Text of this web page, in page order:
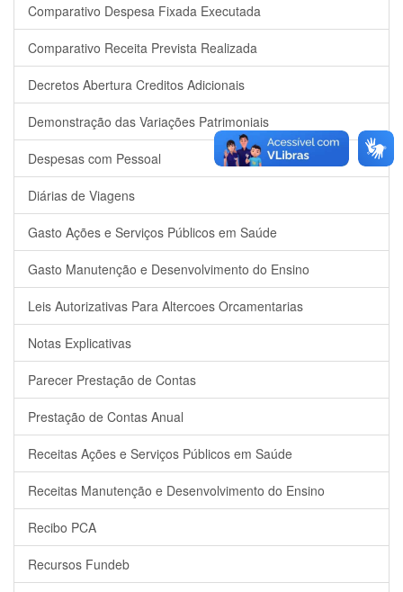
Comparativo Despesa Fixada Executada
Comparativo Receita Prevista Realizada
Decretos Abertura Creditos Adicionais
Demonstração das Variações Patrimoniais
Despesas com Pessoal
Diárias de Viagens
Gasto Ações e Serviços Públicos em Saúde
Gasto Manutenção e Desenvolvimento do Ensino
Leis Autorizativas Para Altercoes Orcamentarias
Notas Explicativas
Parecer Prestação de Contas
Prestação de Contas Anual
Receitas Ações e Serviços Públicos em Saúde
Receitas Manutenção e Desenvolvimento do Ensino
Recibo PCA
Recursos Fundeb